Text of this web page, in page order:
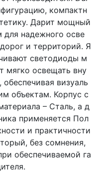
компактн
Дарит мощный
надежного осве
и территорий. Я
светодиоды м
мягко освещать вну
визуаль
объектам. Корпус с
– Сталь, а д
применяется Пол
и практичности
без сомнения,
обеспечиваемой га